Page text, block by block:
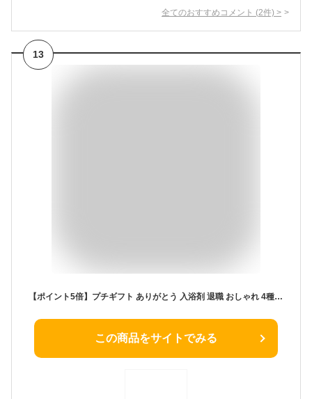
全てのおすすめコメント (2件) >
13
【ポイント5倍】プチギフト ありがとう 入浴剤 退職 おしゃれ 4種 2袋×5セット お世話になりました 小分 個包装 プレゼント 冷え性 女性 男性 挨拶 転勤 異動 リラックス バス お礼 お祝 イベント 引越 結婚式 トラジェ 詰め合わせ 風呂 実用的
この商品をサイトでみる